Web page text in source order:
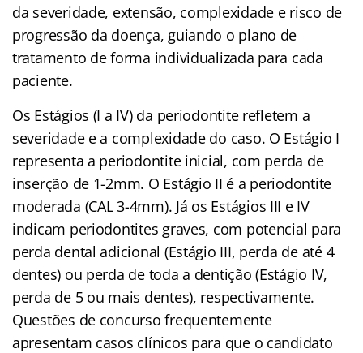
da severidade, extensão, complexidade e risco de
progressão da doença, guiando o plano de
tratamento de forma individualizada para cada
paciente.
Os Estágios (I a IV) da periodontite refletem a
severidade e a complexidade do caso. O Estágio I
representa a periodontite inicial, com perda de
inserção de 1-2mm. O Estágio II é a periodontite
moderada (CAL 3-4mm). Já os Estágios III e IV
indicam periodontites graves, com potencial para
perda dental adicional (Estágio III, perda de até 4
dentes) ou perda de toda a dentição (Estágio IV,
perda de 5 ou mais dentes), respectivamente.
Questões de concurso frequentemente
apresentam casos clínicos para que o candidato